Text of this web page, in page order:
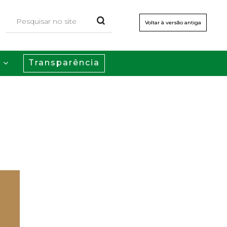
Voltar à versão antiga
Transparência